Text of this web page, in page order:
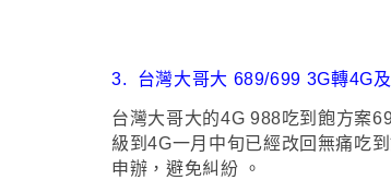
3. 台灣大哥大 689/699 3G轉4G
台灣大哥大的4G 988吃到飽方案
級到4G一月中旬已經改回無痛吃
申辦 ，避免糾紛 。